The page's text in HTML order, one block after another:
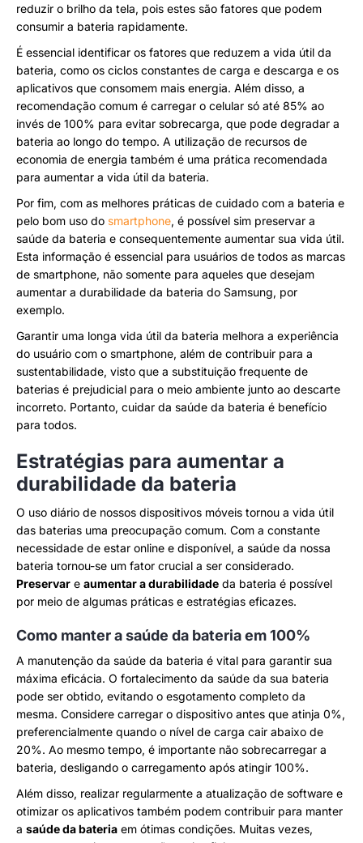
reduzir o brilho da tela, pois estes são fatores que podem
consumir a bateria rapidamente.
É essencial identificar os fatores que reduzem a vida útil da
bateria, como os ciclos constantes de carga e descarga e os
aplicativos que consomem mais energia. Além disso, a
recomendação comum é carregar o celular só até 85% ao
invés de 100% para evitar sobrecarga, que pode degradar a
bateria ao longo do tempo. A utilização de recursos de
economia de energia também é uma prática recomendada
para aumentar a vida útil da bateria.
Por fim, com as melhores práticas de cuidado com a bateria e
pelo bom uso do smartphone, é possível sim preservar a
saúde da bateria e consequentemente aumentar sua vida útil.
Esta informação é essencial para usuários de todos as marcas
de smartphone, não somente para aqueles que desejam
aumentar a durabilidade da bateria do Samsung, por
exemplo.
Garantir uma longa vida útil da bateria melhora a experiência
do usuário com o smartphone, além de contribuir para a
sustentabilidade, visto que a substituição frequente de
baterias é prejudicial para o meio ambiente junto ao descarte
incorreto. Portanto, cuidar da saúde da bateria é benefício
para todos.
Estratégias para aumentar a
durabilidade da bateria
O uso diário de nossos dispositivos móveis tornou a vida útil
das baterias uma preocupação comum. Com a constante
necessidade de estar online e disponível, a saúde da nossa
bateria tornou-se um fator crucial a ser considerado.
Preservar e aumentar a durabilidade da bateria é possível
por meio de algumas práticas e estratégias eficazes.
Como manter a saúde da bateria em 100%
A manutenção da saúde da bateria é vital para garantir sua
máxima eficácia. O fortalecimento da saúde da sua bateria
pode ser obtido, evitando o esgotamento completo da
mesma. Considere carregar o dispositivo antes que atinja 0%,
preferencialmente quando o nível de carga cair abaixo de
20%. Ao mesmo tempo, é importante não sobrecarregar a
bateria, desligando o carregamento após atingir 100%.
Além disso, realizar regularmente a atualização de software e
otimizar os aplicativos também podem contribuir para manter
a saúde da bateria em ótimas condições. Muitas vezes,